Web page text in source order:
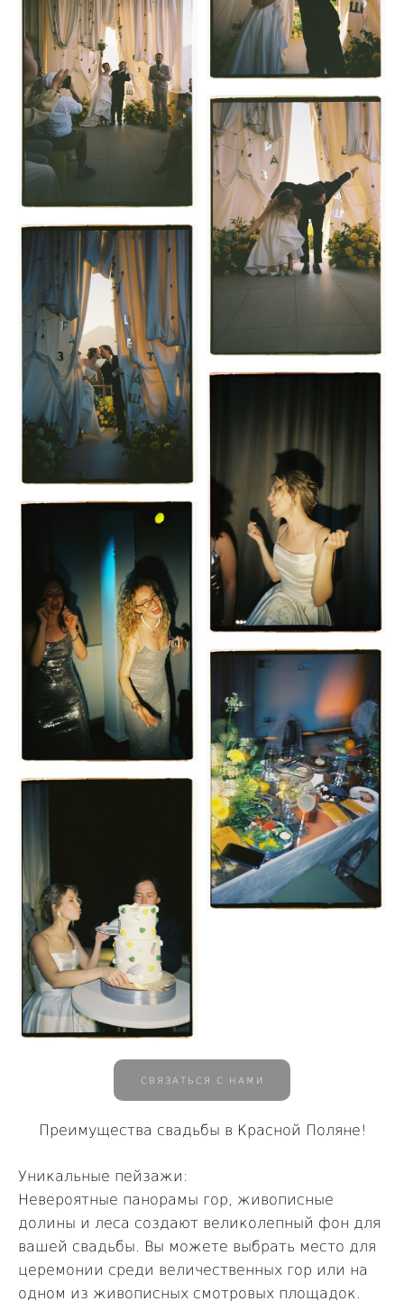
СВЯЗАТЬСЯ С НАМИ
Преимущества свадьбы в Красной Поляне!
Уникальные пейзажи:
Невероятные панорамы гор, живописные
долины и леса создают великолепный фон для
вашей свадьбы. Вы можете выбрать место для
церемонии среди величественных гор или на
одном из живописных смотровых площадок.